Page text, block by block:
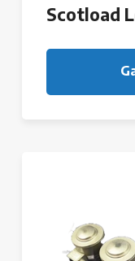
Scotload